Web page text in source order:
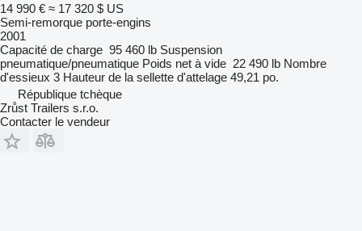
14 990 € ≈ 17 320 $ US
Semi-remorque porte-engins
2001
Capacité de charge 95 460 lb Suspension
pneumatique/pneumatique Poids net à vide 22 490 lb Nombre
d'essieux 3 Hauteur de la sellette d'attelage 49,21 po.
République tchèque
Zrůst Trailers s.r.o.
Contacter le vendeur